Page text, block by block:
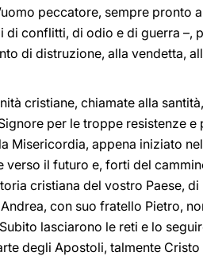
peccatore, sempre
conflitti, di odio e di guerra –,
di distruzione, alla vendetta,
cristiane, chiamate alla
per le troppe resistenze e
Misericordia, appena iniziato
il futuro e, forti del
cristiana del vostro Paese,
con suo fratello Pietro,
lasciarono le reti e lo
degli Apostoli, talmente